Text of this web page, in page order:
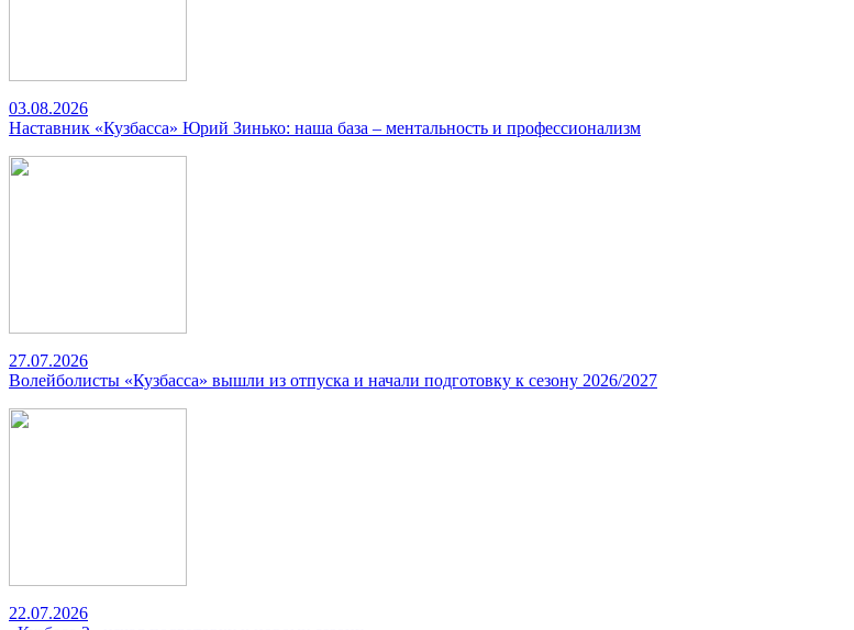
03.08.2026
Наставник «Кузбасса» Юрий Зинько: наша база – ментальность и профессионализм
27.07.2026
Волейболисты «Кузбасса» вышли из отпуска и начали подготовку к сезону 2026/2027
22.07.2026